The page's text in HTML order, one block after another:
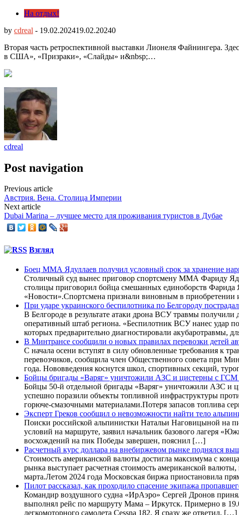
На отдых!
by cdreal - 19.02.202419.02.20240
Вторая часть ретроспективной выставки Лионеля Файнингера.
в США», «Призраки», «Слайды» и&nbsp;…
cdreal
Post navigation
Previous article
Австрия. Вена. Столица Империи
Next article
Dubai Marina – лучшее место для проживания туристов в Дубае
Взгляд
Боец ММА Ядуллаев получил условный срок за хранение
Столичный суд вынес приговор спортсмену ММА Фариду
столицы приговорил бойца смешанных единоборств Фарида
«Новости».Спортсмена признали виновным в
При ударе украинского беспилотника по Белгороду
В Белгороде в результате атаки дрона ВСУ травмы
оперативный штаб региона. «Беспилотник ВСУ нанес удар
которых предварительно диагностировали
В Минтрансе сообщили о новых правилах перевозки детей
С начала осени вступят в силу обновленные требования к
перевозчиков, сообщила член Общественного совета при
года. Нововведения коснутся школ, спортивных секций,
Бойцы бригады «Варяг» уничтожили АЗС и цистерны с
Бойцы 50-й отдельной бригады «Варяг» уничтожили АЗС и
успешно поразили объекты топливной инфраструктуры
горюче-смазочными материалами.Потеря запасов топлива
Эксперт Греков сообщил о невозможности найти тело
Поиски российской альпинистки Натальи Наговицыной на
условий на маршруте, заявил начальник базового лагеря
восхождений на пик Победы завершен, пояснил […]
Расчетный курс доллара на внебиржевом рынке поднялся
Стоимость американской валюты достигла максимума с
рынка выступает расчетная стоимость американской
марта.Летом 2024 года Московская биржа приостановила
Пилот рассказал, как проходило спасение экипажа
Командир воздушного судна «ИрАэро» Сергей Дронов
выполнял рейс по маршруту Мама – Иркутск. Примерно в
легкомоторного самолета Cessna 182. Я сразу же ответил. […]